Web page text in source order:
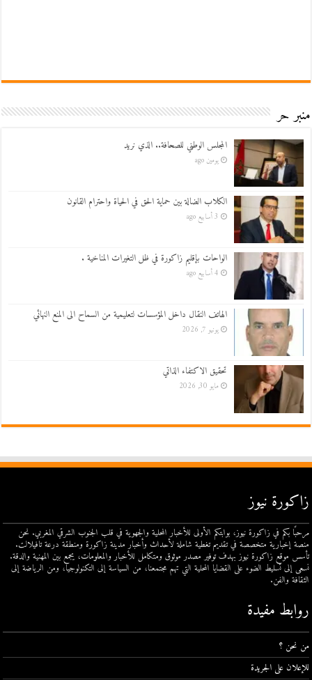
منبر حر
المجلس الوطني للصحافة.. الذي نريد
يومين ago
الكلاب الضالة بين حماية الحق في الحياة واحترام القانون
3 أسابيع ago
الواحات بإقليم زاكورة في ظل التغيرات المناخية .
4 أسابيع ago
الهاتف النقال داخل المؤسسات لتعليمية من السماح الى المنع النهائي
يونيو 7, 2026
تحقيق الاكتفاء الذاتي
مايو 30, 2026
زاكورة نيوز
مرحبًا بكم في زاكورة نيوز، بوابتكم الأولى للأخبار المحلية والجهوية في قلب الجنوب الشرقي المغربي. نحن
منصة إخبارية متخصصة في تقديم تغطية شاملة لأحداث وأخبار مدينة زاكورة ومنطقة درعة تافيلالت.
تأسس موقع زاكورة نيوز بهدف توفير مصدر موثوق ومتكامل للأخبار والمعلومات، يجمع بين المهنية والدقة.
نسعى إلى تسليط الضوء على القضايا المحلية التي تهم مجتمعنا، من السياسة إلى التكنولوجيا، ومن الرياضة إلى
الثقافة والفن.
روابط مفيدة
من نحن ؟
للإعلان على الجريدة